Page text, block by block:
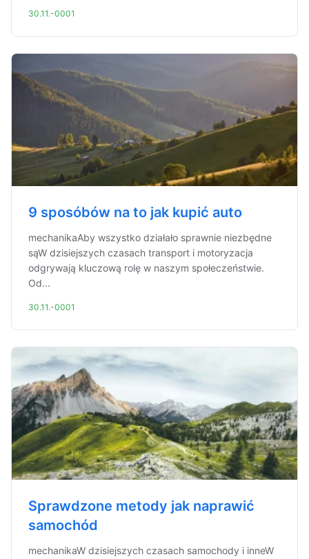
30.11.-0001
9 sposóbów na to jak kupić auto
mechanikaAby wszystko działało sprawnie niezbędne
sąW dzisiejszych czasach transport i motoryzacja
odgrywają kluczową rolę w naszym społeczeństwie.
Od...
30.11.-0001
Sprawdzone metody jak naprawić
samochód
mechanikaW dzisiejszych czasach samochody i inneW